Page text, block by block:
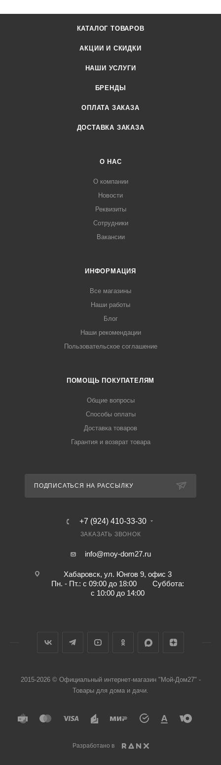
КАТАЛОГ ТОВАРОВ
АКЦИИ И СКИДКИ
НАШИ УСЛУГИ
БРЕНДЫ
ОПЛАТА ЗАКАЗА
ДОСТАВКА ЗАКАЗА
О НАС
О компании
Новости
Реквизиты
Сотрудники
Вакансии
ИНФОРМАЦИЯ
Все магазины
Наши работы
Блог
Наши рекомендации
Пользовательское соглашение
ПОМОЩЬ ПОКУПАТЕЛЯМ
Общие вопросы
Способы оплаты
Доставка товаров
Гарантия и возврат товара
ПОДПИСАТЬСЯ НА РАССЫЛКУ
+7 (924) 410-33-30
ЗАКАЗАТЬ ЗВОНОК
info@moy-dom27.ru
Хабаровск, ул. Юнгов 9, офис 3
Пн. - Пт.: с 09:00 до 18:00 Суббота:
с 10:00 до 14:00
2015-2026 © Официальный интернет-магазин "Мой-Дом27" -
Товары для дома и дачи.
Разработано в